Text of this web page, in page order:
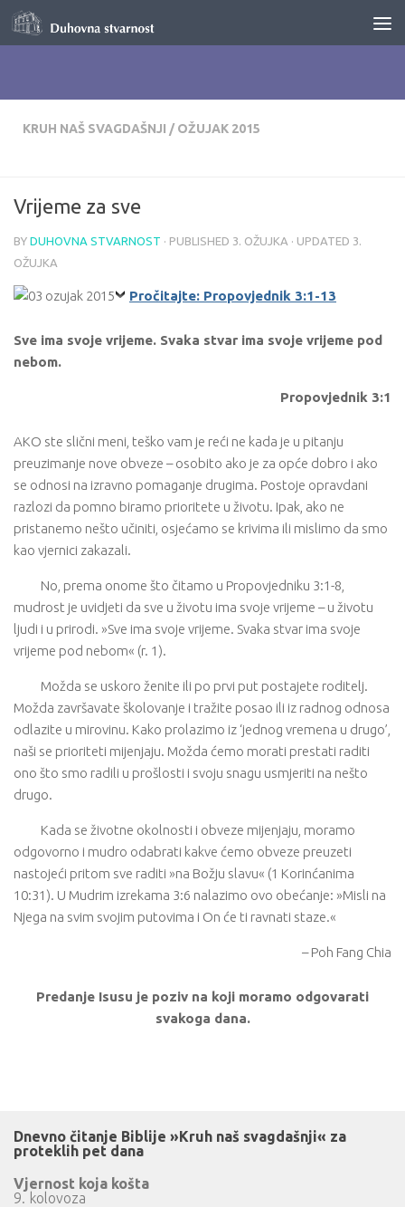
Skip to content
KRUH NAŠ SVAGDAŠNJI / OŽUJAK 2015
Vrijeme za sve
BY DUHOVNA STVARNOST · PUBLISHED 3. OŽUJKA · UPDATED 3.
OŽUJKA
Pročitajte: Propovjednik 3:1-13
Sve ima svoje vrijeme. Svaka stvar ima svoje vrijeme pod
nebom.
Propovjednik 3:1
AKO ste slični meni, teško vam je reći ne kada je u pitanju
preuzimanje nove obveze – osobito ako je za opće dobro i ako
se odnosi na izravno pomaganje drugima. Postoje opravdani
razlozi da pomno biramo prioritete u životu. Ipak, ako ne
pristanemo nešto učiniti, osjećamo se krivima ili mislimo da smo
kao vjernici zakazali.
No, prema onome što čitamo u Propovjedniku 3:1-8,
mudrost je uvidjeti da sve u životu ima svoje vrijeme – u životu
ljudi i u prirodi. »Sve ima svoje vrijeme. Svaka stvar ima svoje
vrijeme pod nebom« (r. 1).
Možda se uskoro ženite ili po prvi put postajete roditelj.
Možda završavate školovanje i tražite posao ili iz radnog odnosa
odlazite u mirovinu. Kako prolazimo iz ‘jednog vremena u drugo’,
naši se prioriteti mijenjaju. Možda ćemo morati prestati raditi
ono što smo radili u prošlosti i svoju snagu usmjeriti na nešto
drugo.
Kada se životne okolnosti i obveze mijenjaju, moramo
odgovorno i mudro odabrati kakve ćemo obveze preuzeti
nastojeći pritom sve raditi »na Božju slavu« (1 Korinćanima
10:31). U Mudrim izrekama 3:6 nalazimo ovo obećanje: »Misli na
Njega na svim svojim putovima i On će ti ravnati staze.«
– Poh Fang Chia
Predanje Isusu je poziv na koji moramo odgovarati
svakoga dana.
Dnevno čitanje Biblije »Kruh naš svagdašnji« za
proteklih pet dana
Vjernost koja košta
9. kolovoza